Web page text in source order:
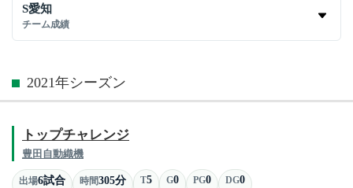
S愛知
チーム成績
2021年シーズン
トップチャレンジ
豊田自動織機
出場6試合 時間305分 T5 G0 PG0 DG0